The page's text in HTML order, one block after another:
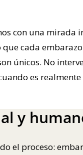
con una mirada
cada
únicos. No
es realmente
y
el proceso: